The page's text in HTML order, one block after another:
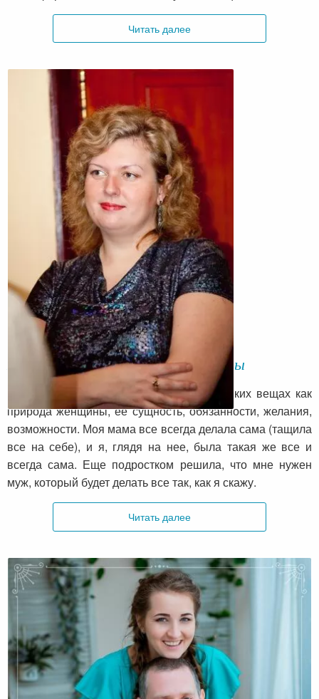
Читать далее
История перемен в жизни Марины
Я раньше никогда не задумывалась о таких вещах как
природа женщины, ее сущность, обязанности, желания,
возможности. Моя мама все всегда делала сама (тащила
все на себе), и я, глядя на нее, была такая же все и
всегда сама. Еще подростком решила, что мне нужен
муж, который будет делать все так, как я скажу.
Читать далее